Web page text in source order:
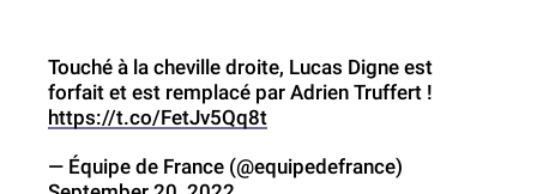
Touché à la cheville droite, Lucas Digne est
forfait et est remplacé par Adrien Truffert !
https://t.co/FetJv5Qq8t
— Équipe de France (@equipedefrance)